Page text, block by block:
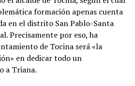
formación apenas cuenta
en el distrito San Pablo-Santa
Precisamente por eso, ha
de Tocina será «la
en dedicar todo un
a Triana.